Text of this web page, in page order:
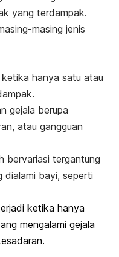
yang terdampak.
masing jenis
hanya satu atau
gejala berupa
atau gangguan
bervariasi tergantung
dialami bayi, seperti
ketika hanya
mengalami gejala